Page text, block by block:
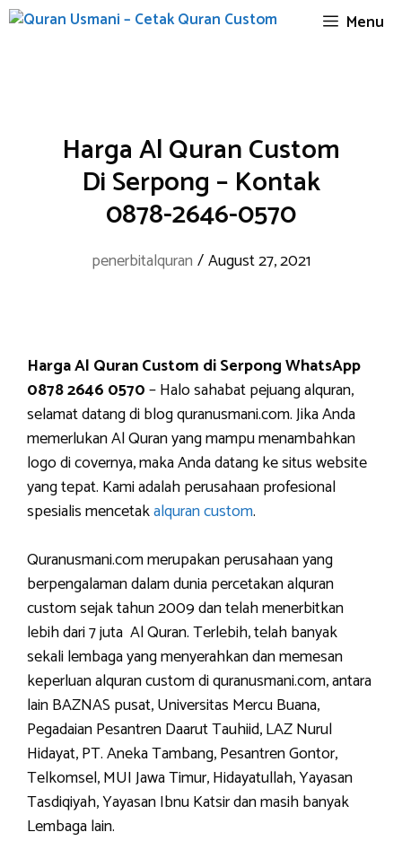
Skip
Menu
Harga Al Quran Custom
Di Serpong – Kontak
0878-2646-0570
penerbitalquran /August 27, 2021
Harga Al Quran Custom di Serpong WhatsApp
0878 2646 0570– Halo sahabat pejuang alquran,
selamat datang di blog quranusmani.com. Jika Anda
memerlukan Al Quran yang mampu menambahkan
logo di covernya, maka Anda datang ke situs website
yang tepat. Kami adalah perusahaan profesional
spesialis mencetakalquran custom.
Quranusmani.com merupakan perusahaan yang
berpengalaman dalam dunia percetakan alquran
custom sejak tahun 2009 dan telah menerbitkan
lebih dari 7 juta Al Quran. Terlebih, telah banyak
sekali lembaga yang menyerahkan dan memesan
keperluan alquran custom di quranusmani.com, antara
lain BAZNAS pusat, Universitas Mercu Buana,
Pegadaian Pesantren Daarut Tauhiid, LAZ Nurul
Hidayat, PT. Aneka Tambang, Pesantren Gontor,
Telkomsel, MUI Jawa Timur, Hidayatullah, Yayasan
Tasdiqiyah, Yayasan Ibnu Katsir dan masih banyak
Lembaga lain.